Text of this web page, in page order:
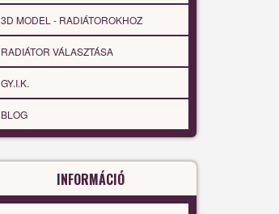
3D MODEL - RADIÁTOROKHOZ
RADIÁTOR VÁLASZTÁSA
GY.I.K.
BLOG
INFORMÁCIÓ